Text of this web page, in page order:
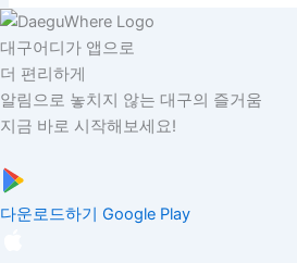
대구어디가 앱으로
더 편리하게
알림으로 놓치지 않는 대구의 즐거움
지금 바로 시작해보세요!
다운로드하기 Google Play